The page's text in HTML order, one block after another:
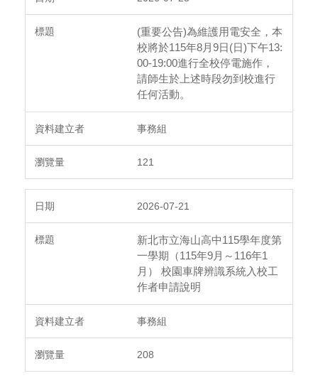
(重要公告)為維護用電安全，本
校將於115年8月9日(日)下午13:
00-19:00進行全校停電施作，
請師生於上述時段勿到校進行
任何活動。
事務組
121
2026-07-21
新北市立海山高中115學年度第
一學期（115年9月～116年1
月） 校園車牌辨識系統入校工
作者申請說明
事務組
208